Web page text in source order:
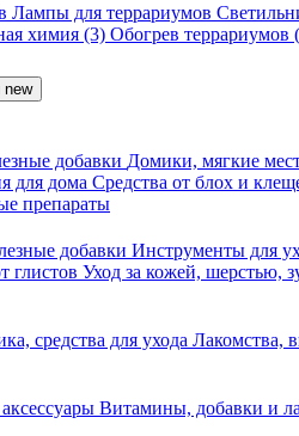
Лампы для террариумов
химия (3) Обогрев террариумов
new
добавки Домики, мягкие
для дома Средства от блох и
препараты
добавки Инструменты для
глистов Уход за кожей, шерстью,
средства для ухода Лакомства,
Витамины, добавки и